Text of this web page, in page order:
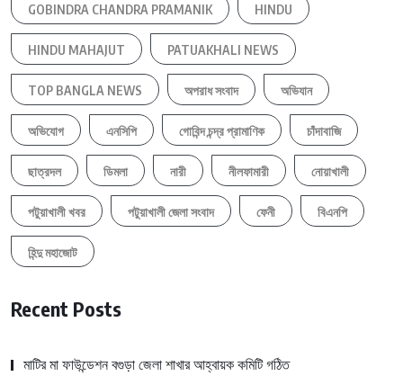
GOBINDRA CHANDRA PRAMANIK HINDU
HINDU MAHAJUT PATUAKHALI NEWS
TOP BANGLA NEWS অপরাধ সংবাদ অভিযান
অভিযোগ এনসিপি গোবিন্দ চন্দ্র প্রামাণিক চাঁদাবাজি
ছাত্রদল ডিমলা নারী নীলফামারী নোয়াখালী
পটুয়াখালী খবর পটুয়াখালী জেলা সংবাদ ফেনী বিএনপি
হিন্দু মহাজোট
Recent Posts
মাটির মা ফাউন্ডেশন বগুড়া জেলা শাখার আহ্বায়ক কমিটি গঠিত